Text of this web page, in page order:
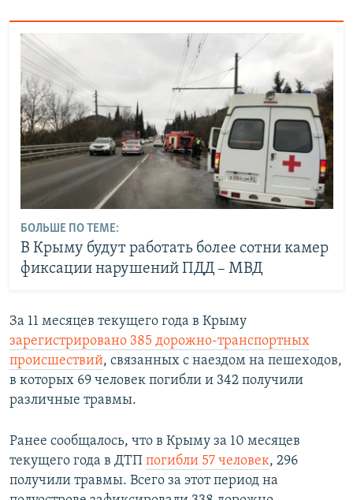
БОЛЬШЕ ПО ТЕМЕ:
В Крыму будут работать более сотни камер
фиксации нарушений ПДД – МВД
За 11 месяцев текущего года в Крыму
зарегистрировано 385 дорожно-транспортных
происшествий, связанных с наездом на пешеходов,
в которых 69 человек погибли и 342 получили
различные травмы.
Ранее сообщалось, что в Крыму за 10 месяцев
текущего года в ДТП погибли 57 человек, 296
получили травмы. Всего за этот период на